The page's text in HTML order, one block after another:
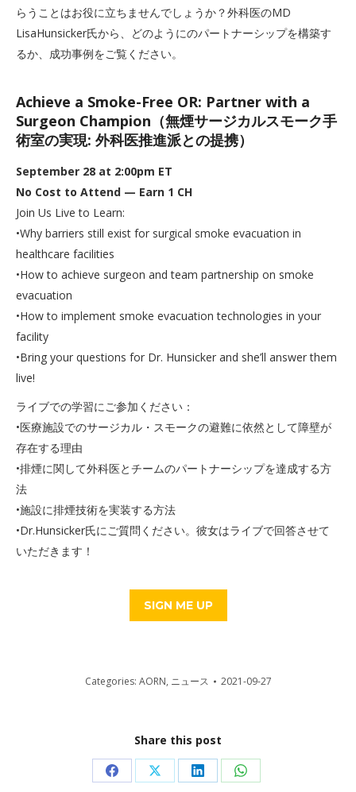
らうことはお役に立ちませんでしょうか？外科医のMD
LisaHunsicker氏から、どのようにのパートナーシップを構築す
るか、成功事例をご覧ください。
Achieve a Smoke-Free OR: Partner with a
Surgeon Champion（無煙サージカルスモーク手
術室の実現: 外科医推進派との提携）
September 28 at 2:00pm ET
No Cost to Attend — Earn 1 CH
Join Us Live to Learn:
•Why barriers still exist for surgical smoke evacuation in
healthcare facilities
•How to achieve surgeon and team partnership on smoke
evacuation
•How to implement smoke evacuation technologies in your
facility
•Bring your questions for Dr. Hunsicker and she’ll answer them
live!
ライブでの学習にご参加ください：
•医療施設でのサージカル・スモークの避難に依然として障壁が
存在する理由
•排煙に関して外科医とチームのパートナーシップを達成する方
法
•施設に排煙技術を実装する方法
•Dr.Hunsicker氏にご質問ください。彼女はライブで回答させて
いただきます！
SIGN ME UP
Categories: AORN, ニュース 2021-09-27
Share this post
Share Share Share Share